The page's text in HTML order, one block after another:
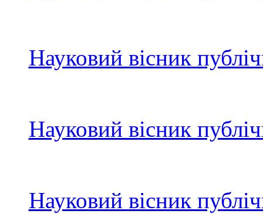
Науковий вісник
Науковий вісник
Науковий вісник